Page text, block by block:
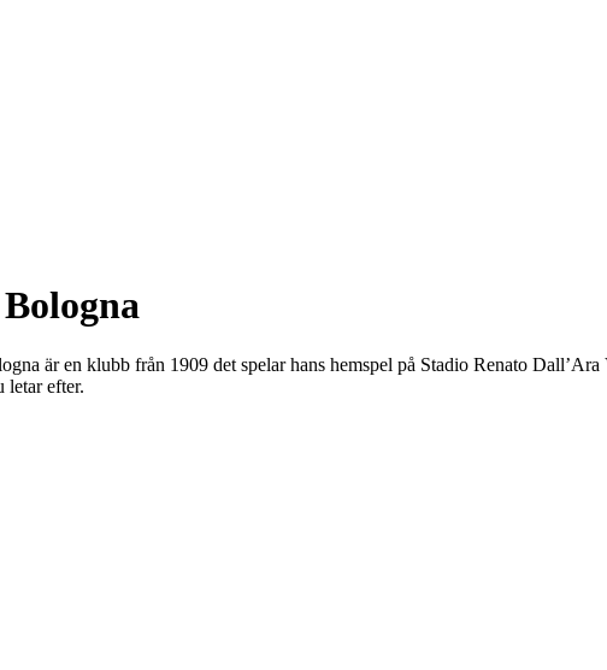
är en klubb från 1909 det spelar hans hemspel på Stadio Renato
letar efter.